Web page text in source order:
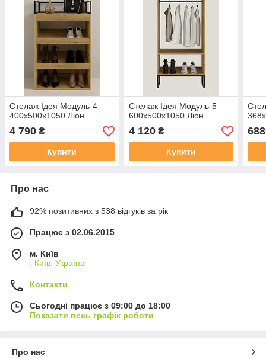
Стелаж Ідея Модуль-4
400х500х1050 Ліон
4 790 ₴
Купити
Стелаж Ідея Модуль-5
600х500х1050 Ліон
4 120₴
Купити
688
Про нас
92% позитивних з 538 відгуків за рік
Працює з 02.06.2015
м. Київ
, Київ, Україна
Контакти
Сьогодні працює з 09:00 до 18:00
Показати весь графік роботи
Про нас